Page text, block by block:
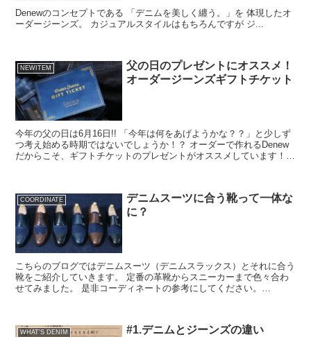
Denewのコンセプトである 「デニムを美しく纏う。」を 体現したオ
ーダージーンズ。 カジュアルスタイルはもちろんですが ジ...
NEWITEM
父の日のプレゼントにオススメ！
オーダージーンズギフトチケット
今年の父の日は6月16日!! 「今年は何をあげようかな？？」と少しず
つ考え始める時期ではないでしょうか！？ オーダーで作れるDenew
だからこそ、ギフトチケットのプレゼントがオススメしています！
COORDINATE
デニムスーツに合う靴って一体な
に？
こちらのブログではデニムスーツ（デニムスラックス）とそれに合う
靴をご紹介していきます。 定番の革靴からスニーカーまで色々合わ
せてみました。 是非コーディネートの参考にしてください。
WHAT'S DENIM #1.デニムとジーンズの違い